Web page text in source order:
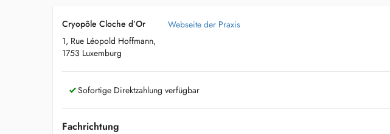
Cryopôle Cloche d’Or
1, Rue Léopold Hoffmann,
1753 Luxemburg
Webseite der Praxis
Sofortige Direktzahlung verfügbar
Fachrichtung